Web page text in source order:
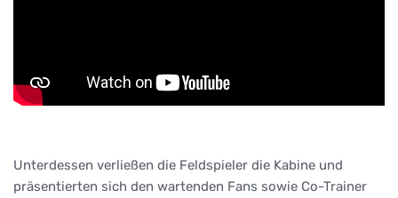
Unterdessen verließen die Feldspieler die Kabine und
präsentierten sich den wartenden Fans sowie Co-Trainer